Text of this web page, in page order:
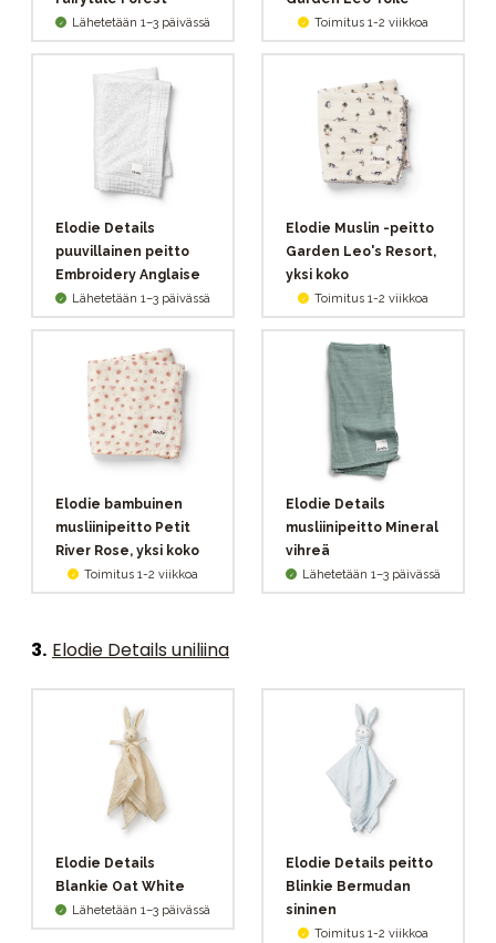
Lähetetään 1–3 päivässä Toimitus 1-2 viikkoa
Elodie Details
puuvillainen peitto
Embroidery Anglaise
Lähetetään 1–3 päivässä
Elodie Muslin -peitto
Garden Leo's Resort,
yksi koko
Toimitus 1-2 viikkoa
Elodie bambuinen
musliinipeitto Petit
River Rose, yksi koko
Toimitus 1-2 viikkoa
Elodie Details
musliinipeitto Mineral
vihreä
Lähetetään 1–3 päivässä
3. Elodie Details uniliina
Elodie Details
Blankie Oat White
Lähetetään 1–3 päivässä
Elodie Details peitto
Blinkie Bermudan
sininen
Toimitus 1-2 viikkoa